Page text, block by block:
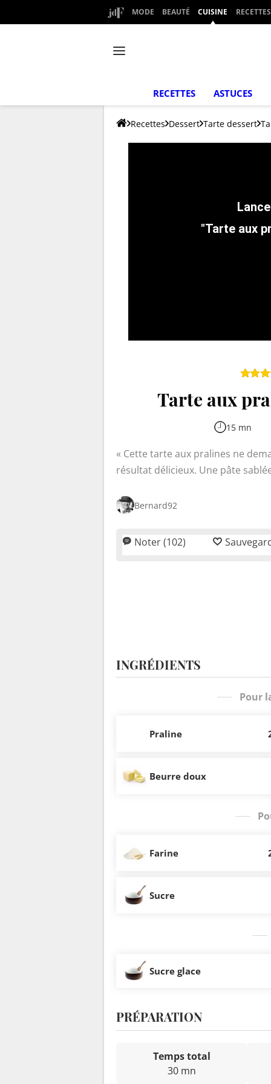
MODE BEAUTÉ CUISINE RECETTES
RECETTES ASTUCES
Recettes Dessert Tarte dessert
"Tarte aux
Tarte aux
15 mn
Cette tarte aux pralines ne
résultat délicieux. Une pâte
sucre glace, et vous obtenez un
Parfait pour régaler vos
Bernard92
Noter (102)
INGRÉDIENTS
Pour
Praline
Beurre doux
Farine
Sucre
Sucre glace
PRÉPARATION
Temps total
30 mn